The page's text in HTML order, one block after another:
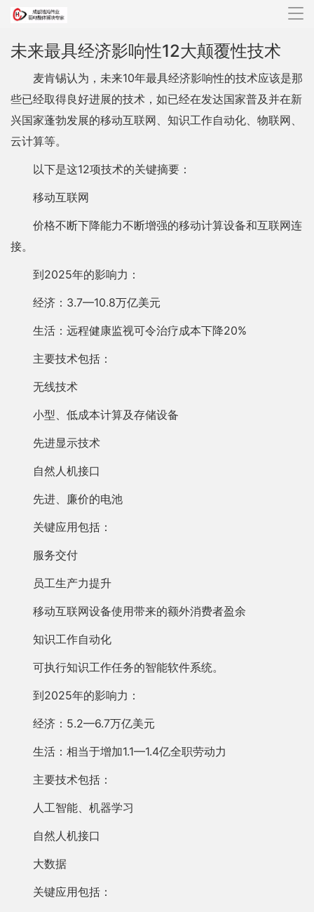
导
未来最具经济影响性12大颠覆性技术
麦肯锡认为，未来10年最具经济影响性的技术应该是那
些已经取得良好进展的技术，如已经在发达国家普及并在新
兴国家蓬勃发展的移动互联网、知识工作自动化、物联网、
云计算等。
以下是这12项技术的关键摘要：
移动互联网
价格不断下降能力不断增强的移动计算设备和互联网连
接。
到2025年的影响力：
经济：3.7—10.8万亿美元
生活：远程健康监视可令治疗成本下降20%
主要技术包括：
无线技术
小型、低成本计算及存储设备
先进显示技术
自然人机接口
先进、廉价的电池
关键应用包括：
服务交付
员工生产力提升
移动互联网设备使用带来的额外消费者盈余
知识工作自动化
可执行知识工作任务的智能软件系统。
到2025年的影响力：
经济：5.2—6.7万亿美元
生活：相当于增加1.1—1.4亿全职劳动力
主要技术包括：
人工智能、机器学习
自然人机接口
大数据
关键应用包括：